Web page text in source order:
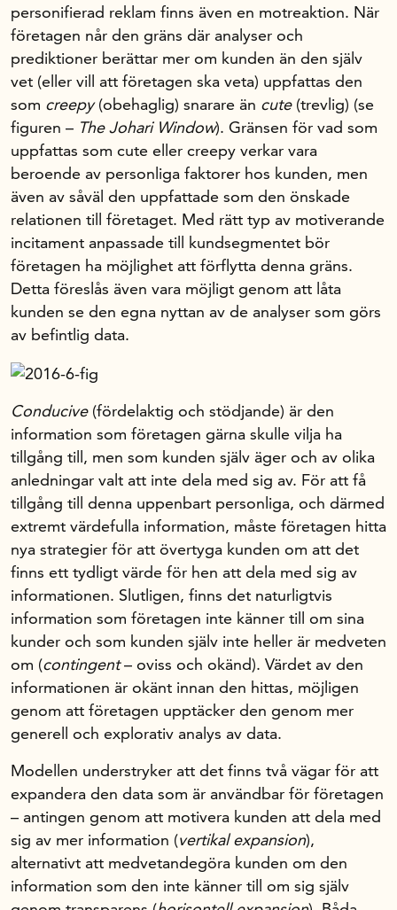
personifierad reklam finns även en motreaktion. När
företagen når den gräns där analyser och
prediktioner berättar mer om kunden än den själv
vet (eller vill att företagen ska veta) uppfattas den
som creepy(obehaglig) snarare än cute(trevlig) (se
figuren – The Johari Window). Gränsen för vad som
uppfattas som cute eller creepy verkar vara
beroende av personliga faktorer hos kunden, men
även av såväl den uppfattade som den önskade
relationen till företaget. Med rätt typ av motiverande
incitament anpassade till kundsegmentet bör
företagen ha möjlighet att förflytta denna gräns.
Detta föreslås även vara möjligt genom att låta
kunden se den egna nyttan av de analyser som görs
av befintlig data.
Conducive(fördelaktig och stödjande) är den
information som företagen gärna skulle vilja ha
tillgång till, men som kunden själv äger och av olika
anledningar valt att inte dela med sig av. För att få
tillgång till denna uppenbart personliga, och därmed
extremt värdefulla information, måste företagen hitta
nya strategier för att övertyga kunden om att det
finns ett tydligt värde för hen att dela med sig av
informationen. Slutligen, finns det naturligtvis
information som företagen inte känner till om sina
kunder och som kunden själv inte heller är medveten
om (contingent– oviss och okänd). Värdet av den
informationen är okänt innan den hittas, möjligen
genom att företagen upptäcker den genom mer
generell och explorativ analys av data.
Modellen understryker att det finns två vägar för att
expandera den data som är användbar för företagen
– antingen genom att motivera kunden att dela med
sig av mer information (vertikal expansion),
alternativt att medvetandegöra kunden om den
information som den inte känner till om sig själv